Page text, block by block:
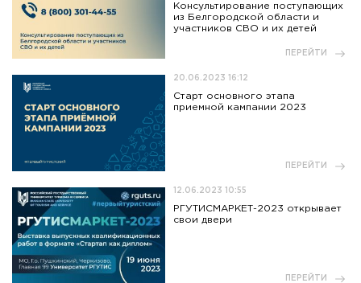
Консультирование поступающих
из Белгородской области и
участников СВО и их детей
ПЕРЕЙТИ
20.06.2023 16:12
Старт основного этапа
приемной кампании 2023
ПЕРЕЙТИ
12.06.2023 10:55
РГУТИСМАРКЕТ-2023 открывает
свои двери
ПЕРЕЙТИ